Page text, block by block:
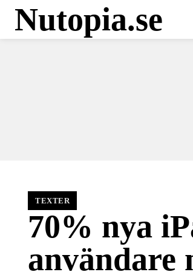
Nutopia.se
TEXTER
70% nya
användare